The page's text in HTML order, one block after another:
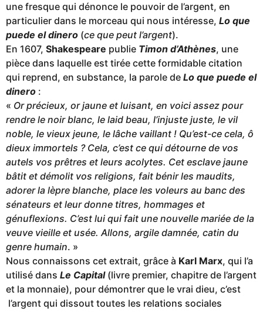
une fresque qui dénonce le pouvoir de l’argent, en
particulier dans le morceau qui nous intéresse, Lo que
puede el dinero (ce que peut l’argent).
En 1607, Shakespeare publie Timon d’Athènes, une
pièce dans laquelle est tirée cette formidable citation
qui reprend, en substance, la parole de Lo que puede el
dinero :
« Or précieux, or jaune et luisant, en voici assez pour
rendre le noir blanc, le laid beau, l’injuste juste, le vil
noble, le vieux jeune, le lâche vaillant ! Qu’est-ce cela, ô
dieux immortels ? Cela, c’est ce qui détourne de vos
autels vos prêtres et leurs acolytes. Cet esclave jaune
bâtit et démolit vos religions, fait bénir les maudits,
adorer la lèpre blanche, place les voleurs au banc des
sénateurs et leur donne titres, hommages et
génuflexions. C’est lui qui fait une nouvelle mariée de la
veuve vieille et usée. Allons, argile damnée, catin du
genre humain. »
Nous connaissons cet extrait, grâce à Karl Marx, qui l’a
utilisé dans Le Capital(livre premier, chapitre de l’argent
et la monnaie), pour démontrer que le vrai dieu, c’est
l’argent qui dissout toutes les relations sociales